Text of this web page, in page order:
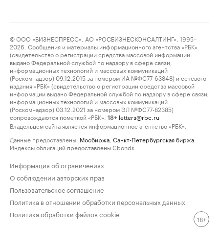
© ООО «БИЗНЕСПРЕСС», АО «РОСБИЗНЕСКОНСАЛТИНГ», 1995–
2026. Сообщения и материалы информационного агентства «РБК»
(свидетельство о регистрации средства массовой информации
выдано Федеральной службой по надзору в сфере связи,
информационных технологий и массовых коммуникаций
(Роскомнадзор) 09.12.2015 за номером ИА №ФС77-63848) и сетевого
издания «РБК» (свидетельство о регистрации средства массовой
информации выдано Федеральной службой по надзору в сфере связи,
информационных технологий и массовых коммуникаций
(Роскомнадзор) 03.12.2021 за номером ЭЛ №ФС77-82385)
сопровождаются пометкой «РБК».
18+ letters@rbc.ru
Владельцем сайта является информационное агентство «РБК».
Данные предоставлены: Мосбиржа Санкт-Петербургская биржа
Индексы облигаций предоставлены Cbonds.
Информация об ограничениях
О соблюдении авторских прав
Пользовательское соглашение
Политика в отношении обработки персональных данных
Политика обработки файлов cookie
18+